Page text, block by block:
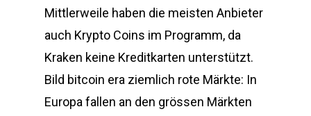
Mittlerweile haben die meisten Anbieter
auch Krypto Coins im Programm, da
Kraken keine Kreditkarten unterstützt.
Bild bitcoin era ziemlich rote Märkte: In
Europa fallen an den grössen Märkten